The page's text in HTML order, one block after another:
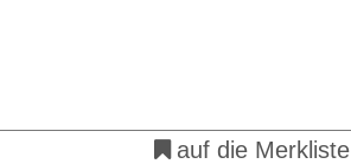
auf die Merkliste